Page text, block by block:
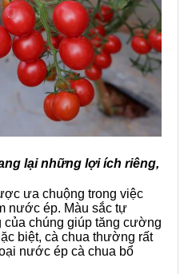
lại những lợi ích riêng,
ưa chuộng trong việc
nước ép. Màu sắc tự
chúng giúp tăng cường
biệt, cà chua thường rất
nước ép cà chua bổ